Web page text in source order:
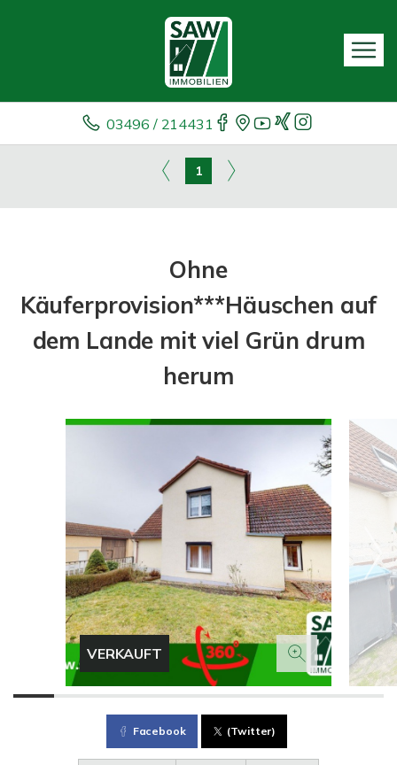
03496 / 214431
1
Ohne
Käuferprovision***Häuschen auf
dem Lande mit viel Grün drum
herum
VERKAUFT
Facebook (Twitter)